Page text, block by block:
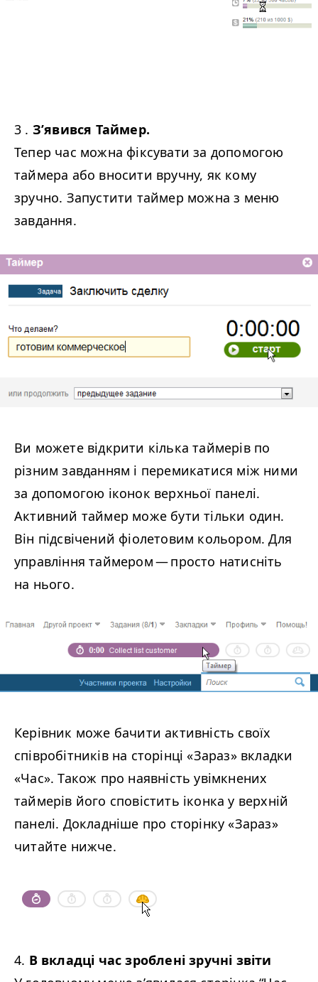
3 . З’явився Таймер.
Тепер час можна фіксувати за допомогою
таймера або вносити вручну, як кому
зручно. Запустити таймер можна з меню
завдання.
Ви можете відкрити кілька таймерів по
різним завданням і перемикатися між ними
за допомогою іконок верхньої панелі.
Активний таймер може бути тільки один.
Він підсвічений фіолетовим кольором. Для
управління таймером — просто натисніть
на нього.
Керівник може бачити активність своїх
співробітників на сторінці «Зараз» вкладки
«Час». Також про наявність увімкнених
таймерів його сповістить іконка у верхній
панелі. Докладніше про сторінку «Зараз»
читайте нижче.
4. В вкладці час зроблені зручні звіти